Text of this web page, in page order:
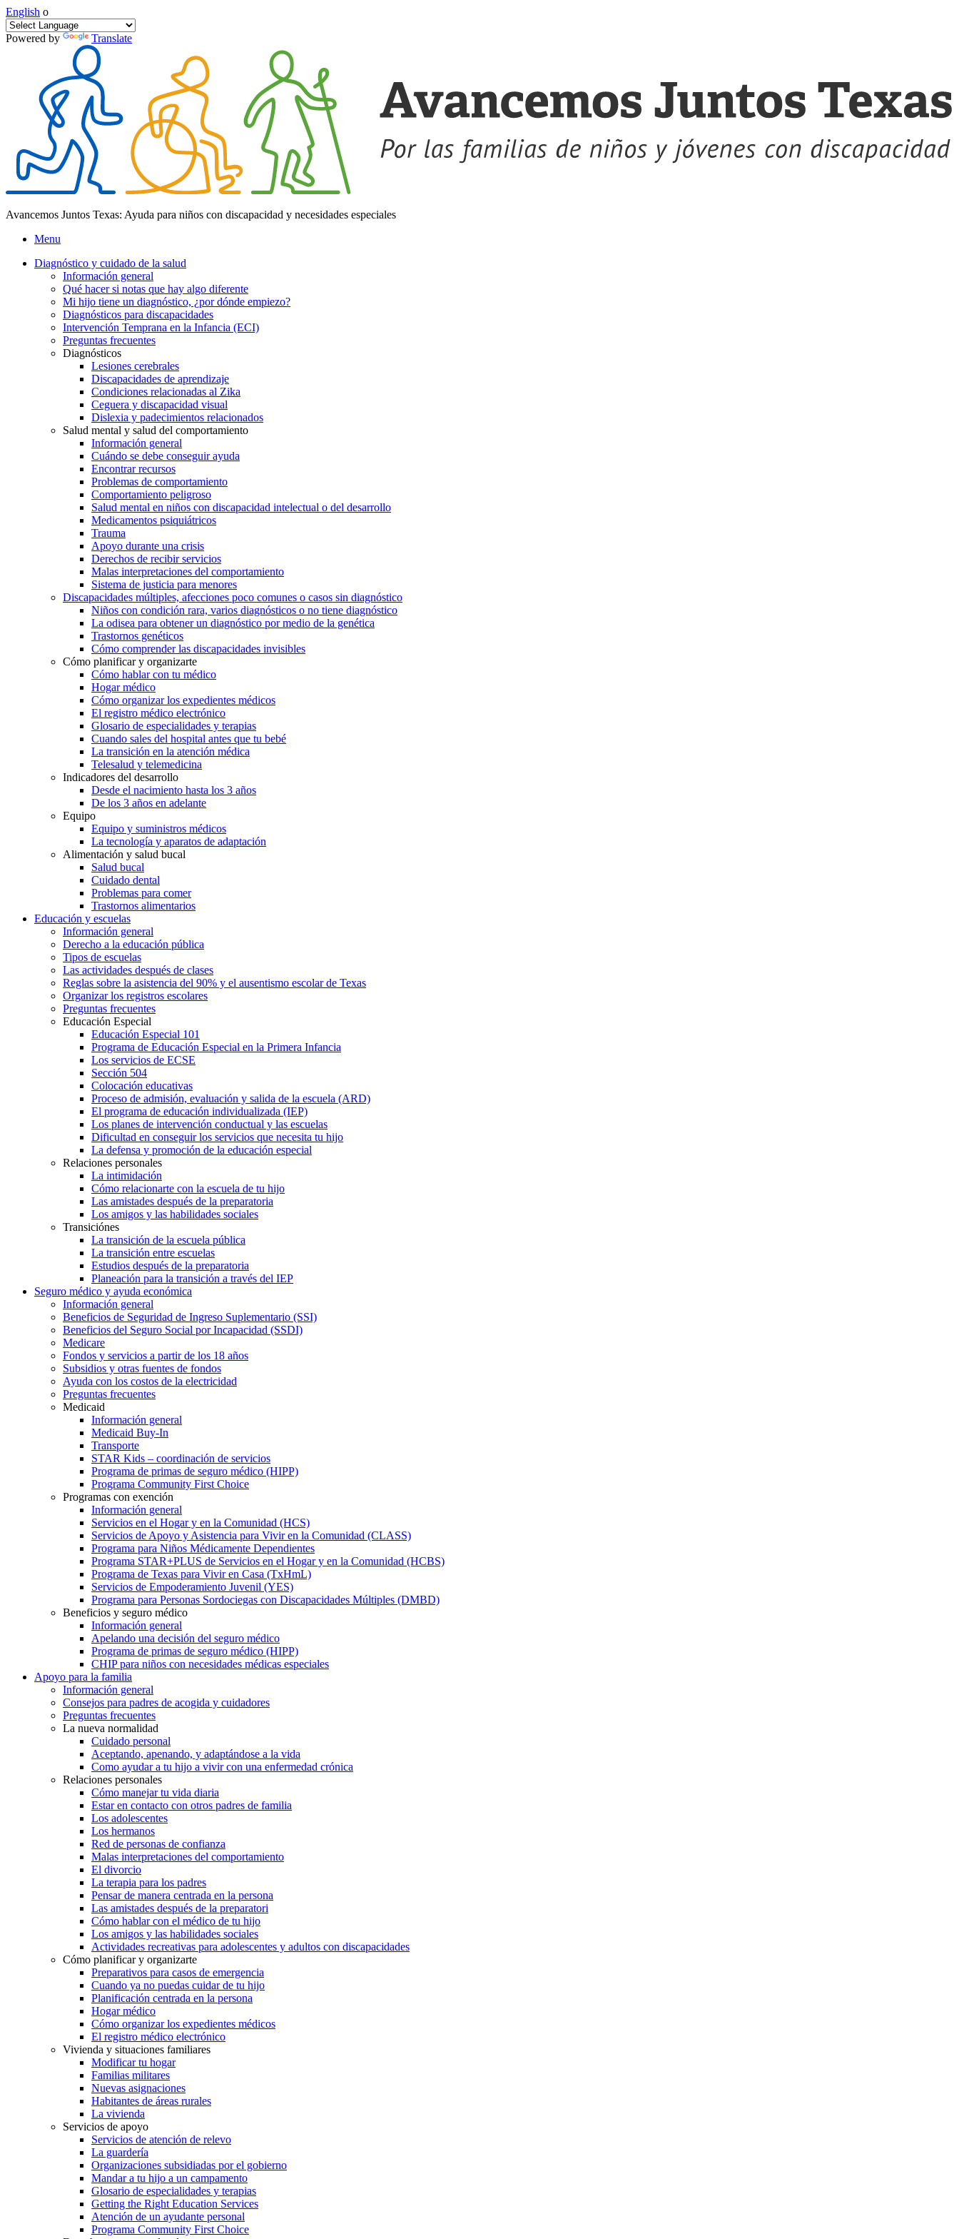
English o
Powered by Translate
Avancemos Juntos Texas: Ayuda para niños con discapacidad y necesidades especiales
Menu
Diagnóstico y cuidado de la salud
Información general
Qué hacer si notas que hay algo diferente
Mi hijo tiene un diagnóstico, ¿por dónde empiezo?
Diagnósticos para discapacidades
Intervención Temprana en la Infancia (ECI)
Preguntas frecuentes
Diagnósticos
Lesiones cerebrales
Discapacidades de aprendizaje
Condiciones relacionadas al Zika
Ceguera y discapacidad visual
Dislexia y padecimientos relacionados
Salud mental y salud del comportamiento
Información general
Cuándo se debe conseguir ayuda
Encontrar recursos
Problemas de comportamiento
Comportamiento peligroso
Salud mental en niños con discapacidad intelectual o del desarrollo
Medicamentos psiquiátricos
Trauma
Apoyo durante una crisis
Derechos de recibir servicios
Malas interpretaciones del comportamiento
Sistema de justicia para menores
Discapacidades múltiples, afecciones poco comunes o casos sin diagnóstico
Niños con condición rara, varios diagnósticos o no tiene diagnóstico
La odisea para obtener un diagnóstico por medio de la genética
Trastornos genéticos
Cómo comprender las discapacidades invisibles
Cómo planificar y organizarte
Cómo hablar con tu médico
Hogar médico
Cómo organizar los expedientes médicos
El registro médico electrónico
Glosario de especialidades y terapias
Cuando sales del hospital antes que tu bebé
La transición en la atención médica
Telesalud y telemedicina
Indicadores del desarrollo
Desde el nacimiento hasta los 3 años
De los 3 años en adelante
Equipo
Equipo y suministros médicos
La tecnología y aparatos de adaptación
Alimentación y salud bucal
Salud bucal
Cuidado dental
Problemas para comer
Trastornos alimentarios
Educación y escuelas
Información general
Derecho a la educación pública
Tipos de escuelas
Las actividades después de clases
Reglas sobre la asistencia del 90% y el ausentismo escolar de Texas
Organizar los registros escolares
Preguntas frecuentes
Educación Especial
Educación Especial 101
Programa de Educación Especial en la Primera Infancia
Los servicios de ECSE
Sección 504
Colocación educativas
Proceso de admisión, evaluación y salida de la escuela (ARD)
El programa de educación individualizada (IEP)
Los planes de intervención conductual y las escuelas
Dificultad en conseguir los servicios que necesita tu hijo
La defensa y promoción de la educación especial
Relaciones personales
La intimidación
Cómo relacionarte con la escuela de tu hijo
Las amistades después de la preparatoria
Los amigos y las habilidades sociales
Transiciónes
La transición de la escuela pública
La transición entre escuelas
Estudios después de la preparatoria
Planeación para la transición a través del IEP
Seguro médico y ayuda económica
Información general
Beneficios de Seguridad de Ingreso Suplementario (SSI)
Beneficios del Seguro Social por Incapacidad (SSDI)
Medicare
Fondos y servicios a partir de los 18 años
Subsidios y otras fuentes de fondos
Ayuda con los costos de la electricidad
Preguntas frecuentes
Medicaid
Información general
Medicaid Buy-In
Transporte
STAR Kids – coordinación de servicios
Programa de primas de seguro médico (HIPP)
Programa Community First Choice
Programas con exención
Información general
Servicios en el Hogar y en la Comunidad (HCS)
Servicios de Apoyo y Asistencia para Vivir en la Comunidad (CLASS)
Programa para Niños Médicamente Dependientes
Programa STAR+PLUS de Servicios en el Hogar y en la Comunidad (HCBS)
Programa de Texas para Vivir en Casa (TxHmL)
Servicios de Empoderamiento Juvenil (YES)
Programa para Personas Sordociegas con Discapacidades Múltiples (DMBD)
Beneficios y seguro médico
Información general
Apelando una decisión del seguro médico
Programa de primas de seguro médico (HIPP)
CHIP para niños con necesidades médicas especiales
Apoyo para la familia
Información general
Consejos para padres de acogida y cuidadores
Preguntas frecuentes
La nueva normalidad
Cuidado personal
Aceptando, apenando, y adaptándose a la vida
Como ayudar a tu hijo a vivir con una enfermedad crónica
Relaciones personales
Cómo manejar tu vida diaria
Estar en contacto con otros padres de familia
Los adolescentes
Los hermanos
Red de personas de confianza
Malas interpretaciones del comportamiento
El divorcio
La terapia para los padres
Pensar de manera centrada en la persona
Las amistades después de la preparatori
Cómo hablar con el médico de tu hijo
Los amigos y las habilidades sociales
Actividades recreativas para adolescentes y adultos con discapacidades
Cómo planificar y organizarte
Preparativos para casos de emergencia
Cuando ya no puedas cuidar de tu hijo
Planificación centrada en la persona
Hogar médico
Cómo organizar los expedientes médicos
El registro médico electrónico
Vivienda y situaciones familiares
Modificar tu hogar
Familias militares
Nuevas asignaciones
Habitantes de áreas rurales
La vivienda
Servicios de apoyo
Servicios de atención de relevo
La guardería
Organizaciones subsidiadas por el gobierno
Mandar a tu hijo a un campamento
Glosario de especialidades y terapias
Getting the Right Education Services
Atención de un ayudante personal
Programa Community First Choice